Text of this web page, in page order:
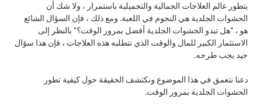
يتطور عالم العلاجات الجمالية والتجميلية باستمرار ، ولا شك أن
الحشوات الجلدية هي النجوم في اللعبة. ومع ذلك ، فإن السؤال الشائع
هو ، "هل تبدو الحشوات الجلدية أفضل بمرور الوقت؟" بالنظر إلى
الاستثمار الكبير للمال والوقت الذي تتطلبه هذه العلاجات ، فإن هذا سؤال
جيد يجب طرحه.
دعنا نتعمق في هذا الموضوع ونكتشف الحقيقة حول كيفية تطور
الحشوات الجلدية بمرور الوقت.